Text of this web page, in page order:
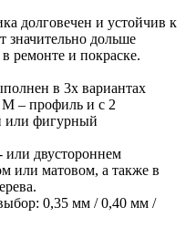
долговечен и устойчив к
дольше
ремонте и покраске.
в 3х вариантах
– профиль и с 2
или фигурный
двустороннем
или матовом, а также в
0,35 мм / 0,40 мм /